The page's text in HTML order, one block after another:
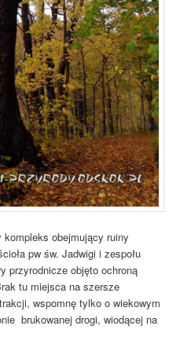
obejmujący ruiny
pw św. Jadwigi i zespołu
przyrodnicze objęto ochroną
tu miejsca na szersze
wspomnę tylko o wiekowym
brukowanej drogi, wiodącej na